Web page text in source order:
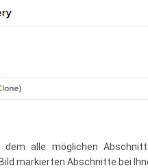
alle möglichen
markierten Abschnitte bei